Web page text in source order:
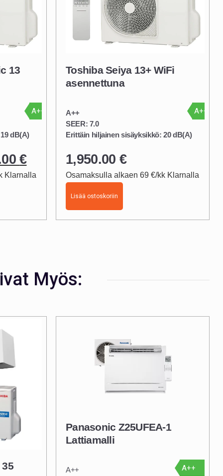
13
19 dB(A)
A++
€Nykyinen
hinta
Klarnalla
Toshiba Seiya 13+ WiFi
asennettuna
A++
SEER: 7.0
Erittäin hiljainen sisäyksikkö: 20 dB(A)
A++
1,950.00 €
Osamaksulla alkaen 69 €/kk Klarnalla
Lisää ostoskoriin
Myös:
Panasonic Z25UFEA-1
Lattiamalli
A++
A++